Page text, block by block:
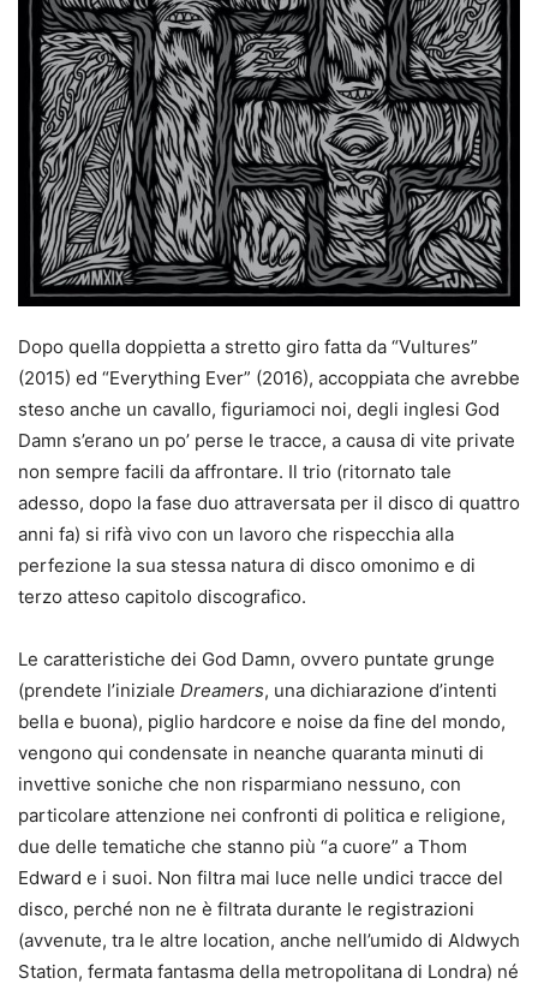
Dopo quella doppietta a stretto giro fatta da “Vultures”
(2015) ed “Everything Ever” (2016), accoppiata che avrebbe
steso anche un cavallo, figuriamoci noi, degli inglesi God
Damn s’erano un po’ perse le tracce, a causa di vite private
non sempre facili da affrontare. Il trio (ritornato tale
adesso, dopo la fase duo attraversata per il disco di quattro
anni fa) si rifà vivo con un lavoro che rispecchia alla
perfezione la sua stessa natura di disco omonimo e di
terzo atteso capitolo discografico.
Le caratteristiche dei God Damn, ovvero puntate grunge
(prendete l’iniziale Dreamers, una dichiarazione d’intenti
bella e buona), piglio hardcore e noise da fine del mondo,
vengono qui condensate in neanche quaranta minuti di
invettive soniche che non risparmiano nessuno, con
particolare attenzione nei confronti di politica e religione,
due delle tematiche che stanno più “a cuore” a Thom
Edward e i suoi. Non filtra mai luce nelle undici tracce del
disco, perché non ne è filtrata durante le registrazioni
(avvenute, tra le altre location, anche nell’umido di Aldwych
Station, fermata fantasma della metropolitana di Londra) né